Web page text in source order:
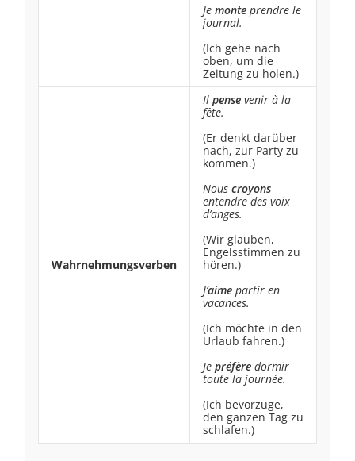
Je monte prendre le
journal.
(Ich gehe nach
oben, um die
Zeitung zu holen.)
Wahrnehmungsverben
Il pense venir à la
fête.
(Er denkt darüber
nach, zur Party zu
kommen.)
Nous croyons
entendre des voix
d’anges.
(Wir glauben,
Engelsstimmen zu
hören.)
J’aime partir en
vacances.
(Ich möchte in den
Urlaub fahren.)
Je préfère dormir
toute la journée.
(Ich bevorzuge,
den ganzen Tag zu
schlafen.)